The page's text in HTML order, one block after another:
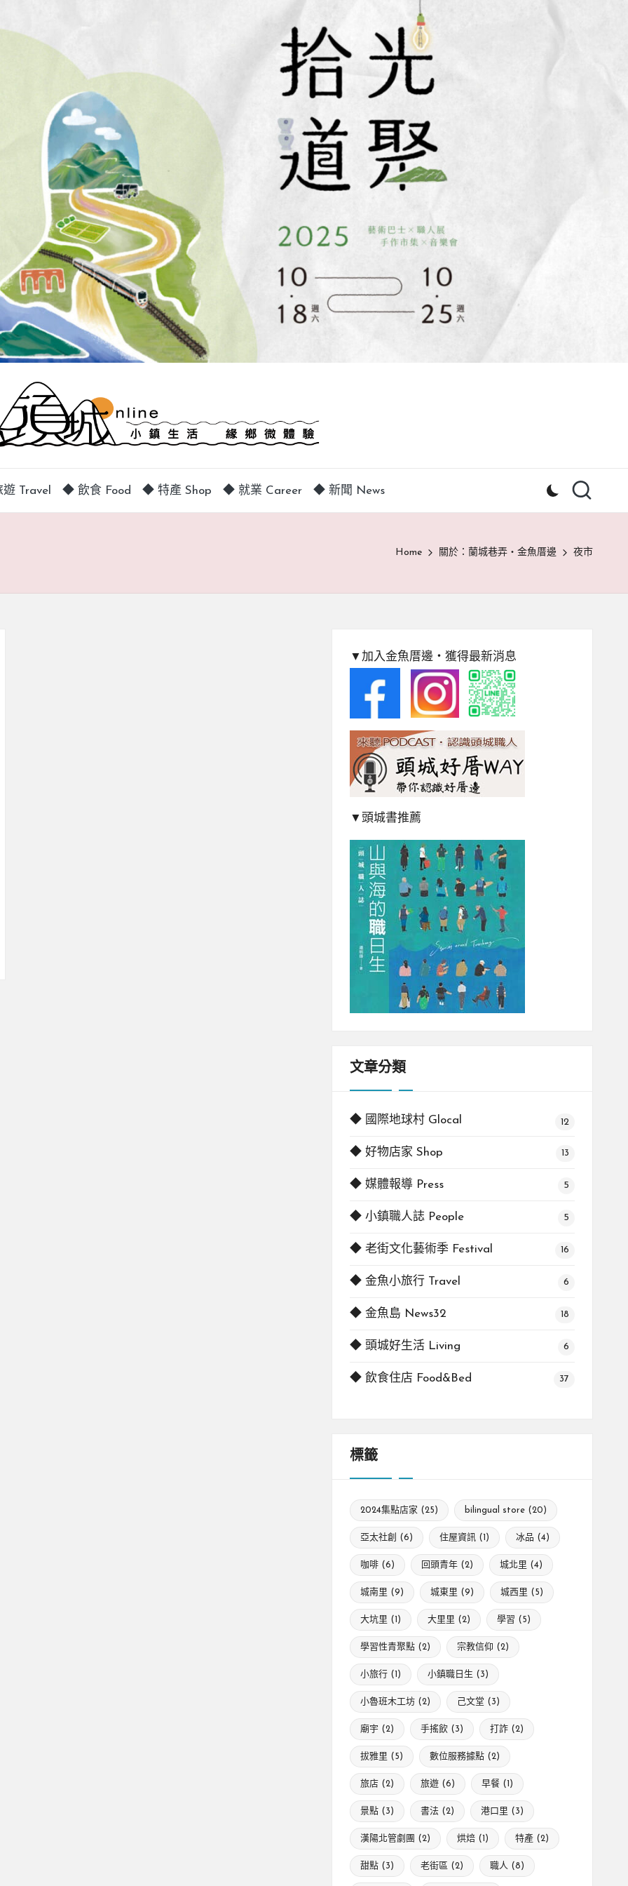
Travel ◆ 飲食 Food ◆ 特產 Shop ◆ 就業 Career ◆ 新聞 News
Home 關於：蘭城巷弄‧金魚厝邊 夜市
▼加入金魚厝邊‧獲得最新消息
▼頭城書推薦
文章分類
◆ 國際地球村 Glocal 12
◆ 好物店家 Shop 13
◆ 媒體報導 Press 5
◆ 小鎮職人誌 People 5
◆ 老街文化藝術季 Festival 16
◆ 金魚小旅行 Travel 6
◆ 金魚島 News32 18
◆ 頭城好生活 Living 6
◆ 飲食住店 Food&Bed 37
標籤
2024集點店家 (25) bilingual store(20)
亞太社創 (6) 住屋資訊(1) 冰品 (4)
咖啡(6) 回頭青年(2) 城北里 (4)
城南里 (9) 城東里 (9) 城西里 (5)
大坑里 (1) 大里里 (2) 學習 (5)
學習性青聚點(2) 宗教信仰 (2)
小旅行(1) 小鎮職日生 (3)
小魯班木工坊(2) 己文堂 (3)
廟宇 (2) 手搖飲(3) 打詐(2)
拔雅里 (5) 數位服務據點(2)
旅店 (2) 旅遊(6) 早餐(1)
景點(3) 書法(2) 港口里 (3)
漢陽北管劇團 (2) 烘焙(1) 特產(2)
甜點(3) 老街區 (2) 職人 (8)